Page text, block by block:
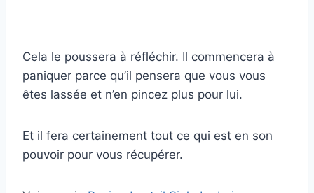
Cela le poussera à réfléchir. Il commencera à
paniquer parce qu’il pensera que vous vous
êtes lassée et n’en pincez plus pour lui.
Et il fera certainement tout ce qui est en son
pouvoir pour vous récupérer.